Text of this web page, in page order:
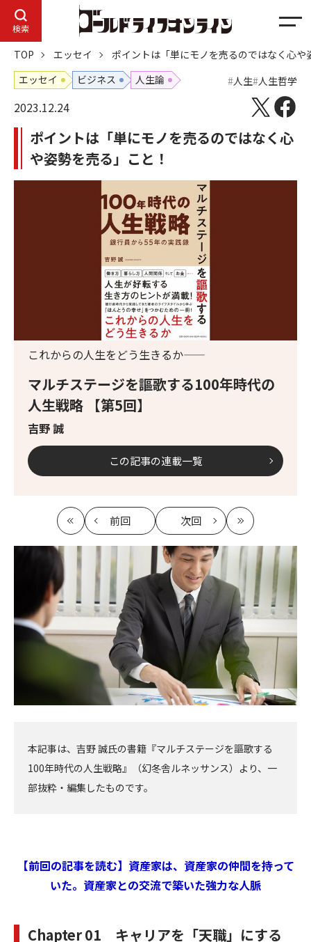
検索
メ
ニ
ュ
ー
TOP エッセイ
ポイントは「単にモノを売るのではなく心や
エッセイ
ビジネス 人生論 人生 人生哲学
2023.12.24
ポイントは「単にモノを売るのではなく心
や姿勢を売る」こと！
マルチステージを謳歌する100年時代の
人生戦略 【第5回】
吉野 誠
これからの人生をどう生きるか――
この記事の連載一覧
最
初
前回
記
事
次回
記
事
へ
最
新
本記事は、吉野 誠氏の書籍『マルチステージを謳歌する
100年時代の人生戦略』（幻冬舎ルネッサンス）より、一
部抜粋・編集したものです。
【前回の記事を読む】資産家は、資産家の仲間を持って
いた。資産家との交流で築いた強力な人脈
Chapter 01 キャリアを「天職」にする